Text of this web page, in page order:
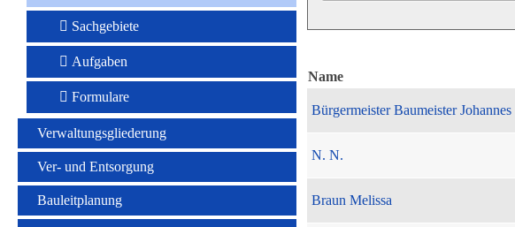
Sachgebiete
Aufgaben
Formulare
Verwaltungsgliederung
Ver- und Entsorgung
Bauleitplanung
Name
Bürgermeister Baumeister Johannes
N. N.
Braun Melissa